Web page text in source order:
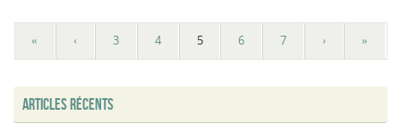
« ‹ 3 4 5 6 7 › »
ARTICLES RÉCENTS